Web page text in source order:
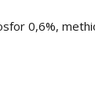
0,6%,